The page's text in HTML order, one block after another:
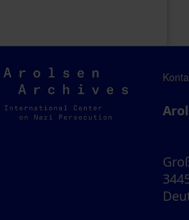
Arolsen
Archives